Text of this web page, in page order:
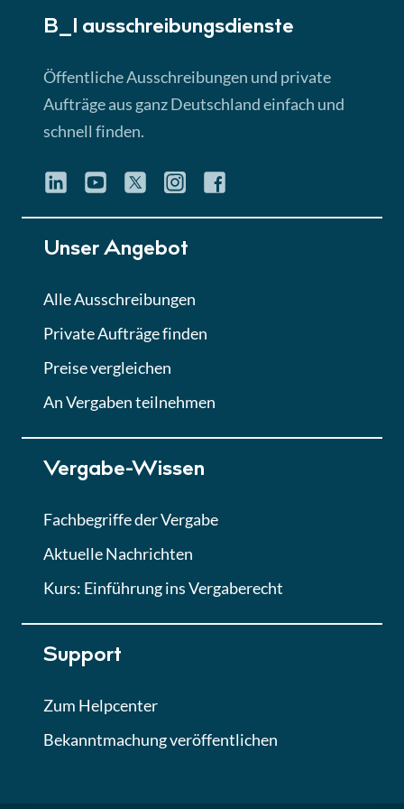
Lektion 3
► 4:31 Min
Quiz
Eignung im Vergabeverfahren
Lektion 6
Abgabe von Angeboten
Lektion
Lektion 7
Finales Quiz
B_I ausschreibungs­dienste
Öffentliche Ausschreibungen und private
Aufträge aus ganz Deutschland einfach und
schnell finden.
Unser Angebot
Alle Ausschreibungen
Private Aufträge finden
Preise vergleichen
An Vergaben teilnehmen
Vergabe-Wissen
Fachbegriffe der Vergabe
Aktuelle Nachrichten
Kurs: Einführung ins Vergaberecht
Support
Zum Helpcenter
Bekanntmachung veröffentlichen